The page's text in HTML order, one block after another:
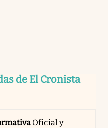
de El Cronista
Oficial y